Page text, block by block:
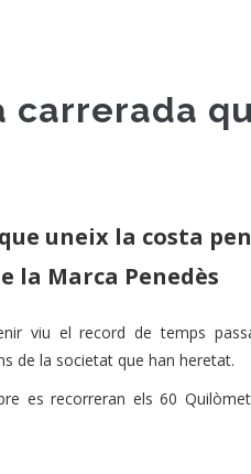
carrerada
uneix la costa
la Marca Penedès
viu el record de temps
de la societat que han heretat.
es recorreran els 60